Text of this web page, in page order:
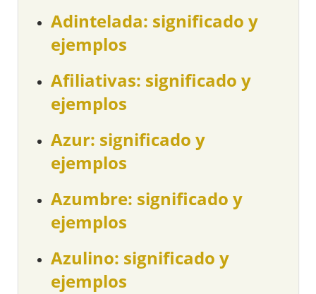
Adintelada: significado y
ejemplos
Afiliativas: significado y
ejemplos
Azur: significado y
ejemplos
Azumbre: significado y
ejemplos
Azulino: significado y
ejemplos